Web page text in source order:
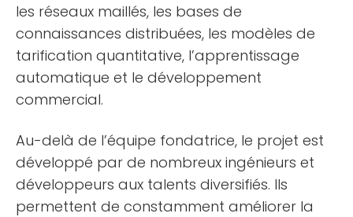
les réseaux maillés, les bases de
connaissances distribuées, les modèles de
tarification quantitative, l’apprentissage
automatique et le développement
commercial.
Au-delà de l’équipe fondatrice, le projet est
développé par de nombreux ingénieurs et
développeurs aux talents diversifiés. Ils
permettent de constamment améliorer la